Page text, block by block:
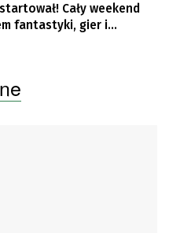
Cały weekend
fantastyki, gier i